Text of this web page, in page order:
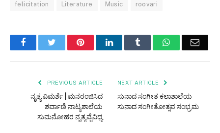
felicitation Literature Music roovari
FacebookTwitter PinterestLinkedInTumblr WhatsAppEmail
PREVIOUS ARTICLE
ನೃತ್ಯ ವಿಮರ್ಶೆ | ಮನರಂಜಿಸಿದ
ಶರ್ವಾಣಿ ನಾಟ್ಯಶಾಲೆಯ
ಸುಮನೋಹರ ನೃತ್ಯವೈವಿಧ್ಯ
NEXT ARTICLE
ಸುನಾದ ಸಂಗೀತ ಕಲಾಶಾಲೆಯ
ಸುನಾದ ಸಂಗೀತೋತ್ಸವ ಸಂಭ್ರಮ